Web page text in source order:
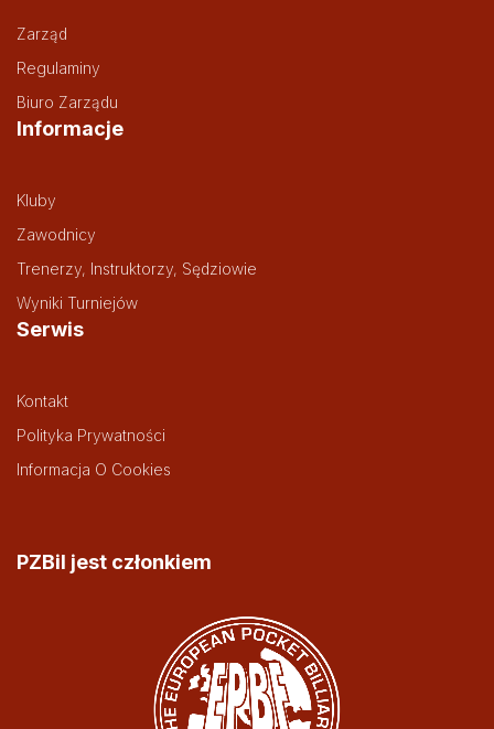
Zarząd
Regulaminy
Biuro Zarządu
Informacje
Kluby
Zawodnicy
Trenerzy, Instruktorzy, Sędziowie
Wyniki Turniejów
Serwis
Kontakt
Polityka Prywatności
Informacja O Cookies
PZBil jest członkiem